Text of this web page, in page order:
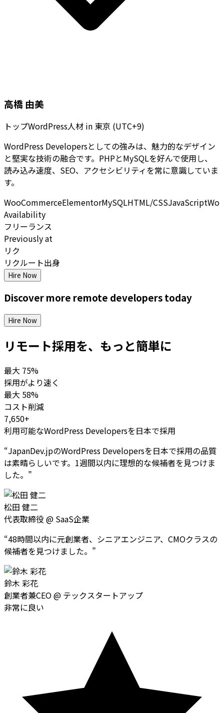
高橋 由美
トップWordPress人材 in 東京 (UTC+9)
WordPress Developersとしての強みは、魅力的なデザイン
と堅実な技術の融合です。PHPとMySQLを好んで使用し、
読み込み速度、SEO、アクセシビリティを常に意識していま
す。
WooCommerceElementorMySQLHTML/CSSJavaScript
Availability
フリーランス
Previously at
リク
リクルート出身
Hire Now
Discover more remote developerstoday
Hire Now
リモート採用を、もっと簡単に
最大 75%
採用がより速く
最大 58%
コスト削減
7,650+
利用可能なWordPress Developersを日本で採用
“JapanDev.jpのWordPress Developersを日本で採用の品質
は素晴らしいです。1週間以内に理想的な候補者を見つけま
した。 ”
松田 健二
代表取締役 @ SaaS企業
“48時間以内に元創業者、シニアエンジニア、CMOクラスの
候補者を見つけました。 ”
鈴木 彩花
創業者兼CEO@ テックスタートアップ
非常に良い